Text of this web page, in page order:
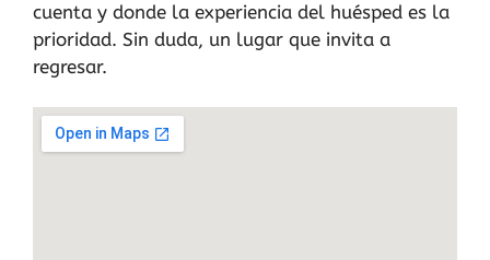
cuenta y donde la experiencia del huésped es la
prioridad. Sin duda, un lugar que invita a
regresar.